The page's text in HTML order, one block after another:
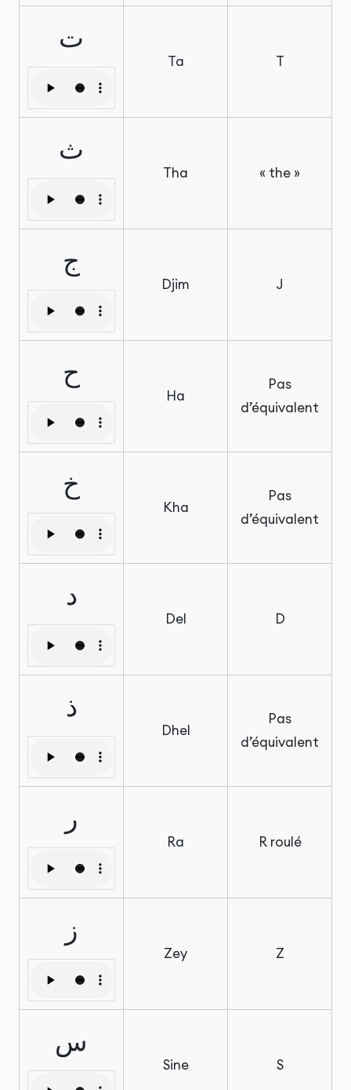
ت
Ta T
ث
Tha « the »
ج
Djim J
ح
Ha
Pas
d’équivalent
خ
Kha
Pas
d’équivalent
د
Del D
ذ
Dhel
Pas
d’équivalent
ر
Ra R roulé
ز
Zey Z
س
Sine S